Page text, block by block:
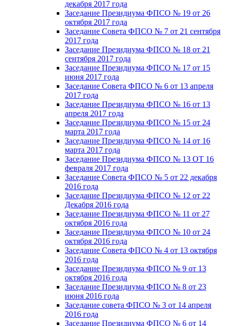
декабря 2017 года
Заседание Президиума ФПСО № 19 от 26
октября 2017 года
Заседание Совета ФПСО № 7 от 21 сентября
2017 года
Заседание Президиума ФПСО № 18 от 21
сентября 2017 года
Заседание Президиума ФПСО № 17 от 15
июня 2017 года
Заседание Совета ФПСО № 6 от 13 апреля
2017 года
Заседание Президиума ФПСО № 16 от 13
апреля 2017 года
Заседание Президиума ФПСО № 15 от 24
марта 2017 года
Заседание Президиума ФПСО № 14 от 16
марта 2017 года
Заседание Президиума ФПСО № 13 ОТ 16
февраля 2017 года
Заседание Совета ФПСО № 5 от 22 декабря
2016 года
Заседание Президиума ФПСО № 12 от 22
Декабря 2016 года
Заседание Президиума ФПСО № 11 от 27
октября 2016 года
Заседание Президиума ФПСО № 10 от 24
октября 2016 года
Заседание Совета ФПСО № 4 от 13 октября
2016 года
Заседание Президиума ФПСО № 9 от 13
октября 2016 года
Заседание Президиума ФПСО № 8 от 23
июня 2016 года
Заседание совета ФПСО № 3 от 14 апреля
2016 года
Заседание Президиума ФПСО № 6 от 14